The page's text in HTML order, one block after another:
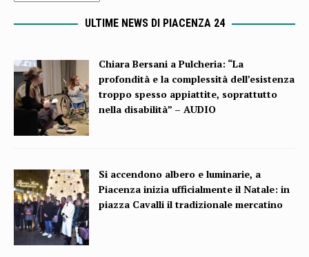
ULTIME NEWS DI PIACENZA 24
Chiara Bersani a Pulcheria: “La
profondità e la complessità dell’esistenza
troppo spesso appiattite, soprattutto
nella disabilità” – AUDIO
Si accendono albero e luminarie, a
Piacenza inizia ufficialmente il Natale: in
piazza Cavalli il tradizionale mercatino